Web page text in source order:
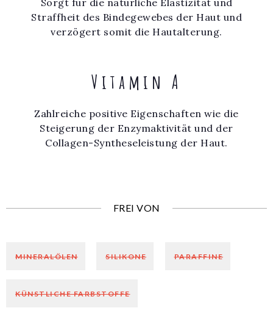
Sorgt für die natürliche Elastizität und
Straffheit des Bindegewebes der Haut und
verzögert somit die Hautalterung.
Vitamin A
Zahlreiche positive Eigenschaften wie die
Steigerung der Enzymaktivität und der
Collagen-Syntheseleistung der Haut.
FREI VON
MINERALÖLEN SILIKONE PARAFFINE
KÜNSTLICHE FARBSTOFFE